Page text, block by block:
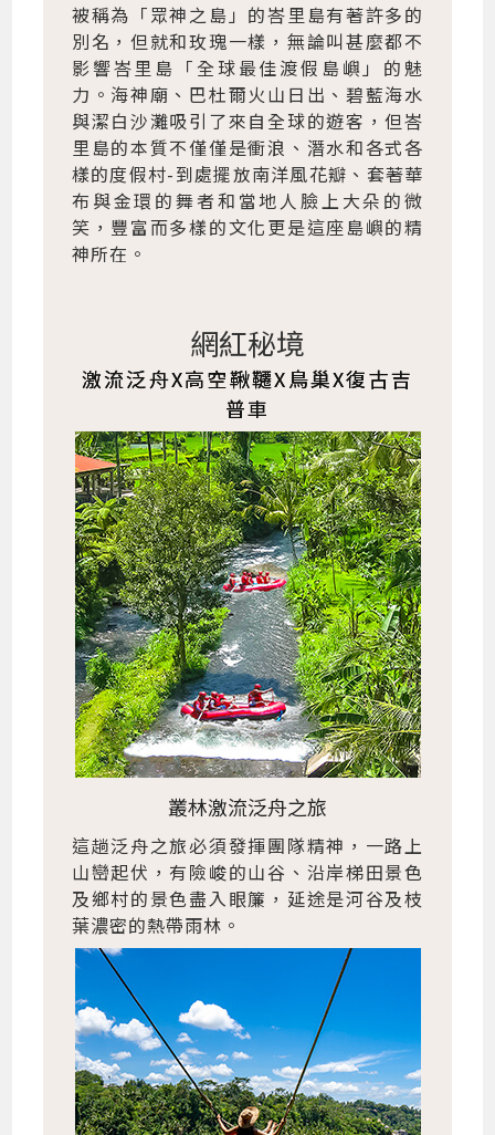
被稱為「眾神之島」的峇里島有著許多的
別名，但就和玫瑰一樣，無論叫甚麼都不
影響峇里島「全球最佳渡假島嶼」的魅
力。海神廟、巴杜爾火山日出、碧藍海水
與潔白沙灘吸引了來自全球的遊客，但峇
里島的本質不僅僅是衝浪、潛水和各式各
樣的度假村-到處擺放南洋風花瓣、套著華
布與金環的舞者和當地人臉上大朵的微
笑，豐富而多樣的文化更是這座島嶼的精
神所在。
網紅秘境
激流泛舟X高空鞦韆X鳥巢X復古吉
普車
叢林激流泛舟之旅
這趟泛舟之旅必須發揮團隊精神，一路上
山巒起伏，有險峻的山谷、沿岸梯田景色
及鄉村的景色盡入眼簾，延途是河谷及枝
葉濃密的熱帶雨林。